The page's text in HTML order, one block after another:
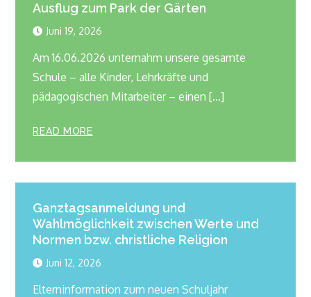
Ausflug zum Park der Gärten
Juni 19, 2026
Am 16.06.2026 unternahm unsere gesamte
Schule – alle Kinder, Lehrkräfte und
pädagogischen Mitarbeiter – einen […]
READ MORE
Ganztagsanmeldung und
Wahlmöglichkeit zwischen Werte und
Normen bzw. christliche Religion
Juni 12, 2026
Elterninformation zum neuen Schuljahr